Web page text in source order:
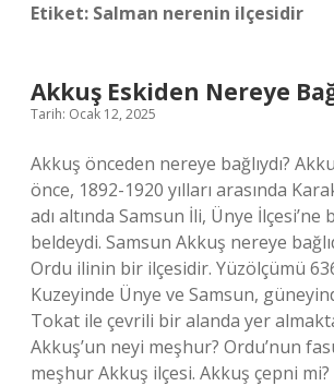
Etiket: Salman nerenin ilçesidir
Akkuş Eskiden Nereye
Tarih: Ocak 12, 2025
Akkuş önceden nereye bağlıydı?
önce, 1892-1920 yılları arasında
adı altında Samsun İli, Ünye İlçesi’ne
beldeydi. Samsun Akkuş nereye
Ordu ilinin bir ilçesidir. Yüzölçümü
Kuzeyinde Ünye ve Samsun,
Tokat ile çevrili bir alanda yer
Akkuş’un neyi meşhur? Ordu’nun
meşhur Akkuş ilçesi. Akkuş çepni